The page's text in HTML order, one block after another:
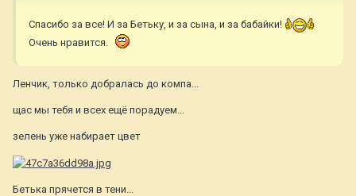
Спасибо за все! И за Бетьку, и за сына, и за бабайки!
Очень нравится.
Ленчик, только добралась до компа...
щас мы тебя и всех ещё порадуем...
зелень уже набирает цвет
Бетька прячется в тени...